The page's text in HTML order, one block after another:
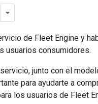
de Fleet Engine y
usuarios consumidores.
junto con el
para ayudarte a
los usuarios de Fleet